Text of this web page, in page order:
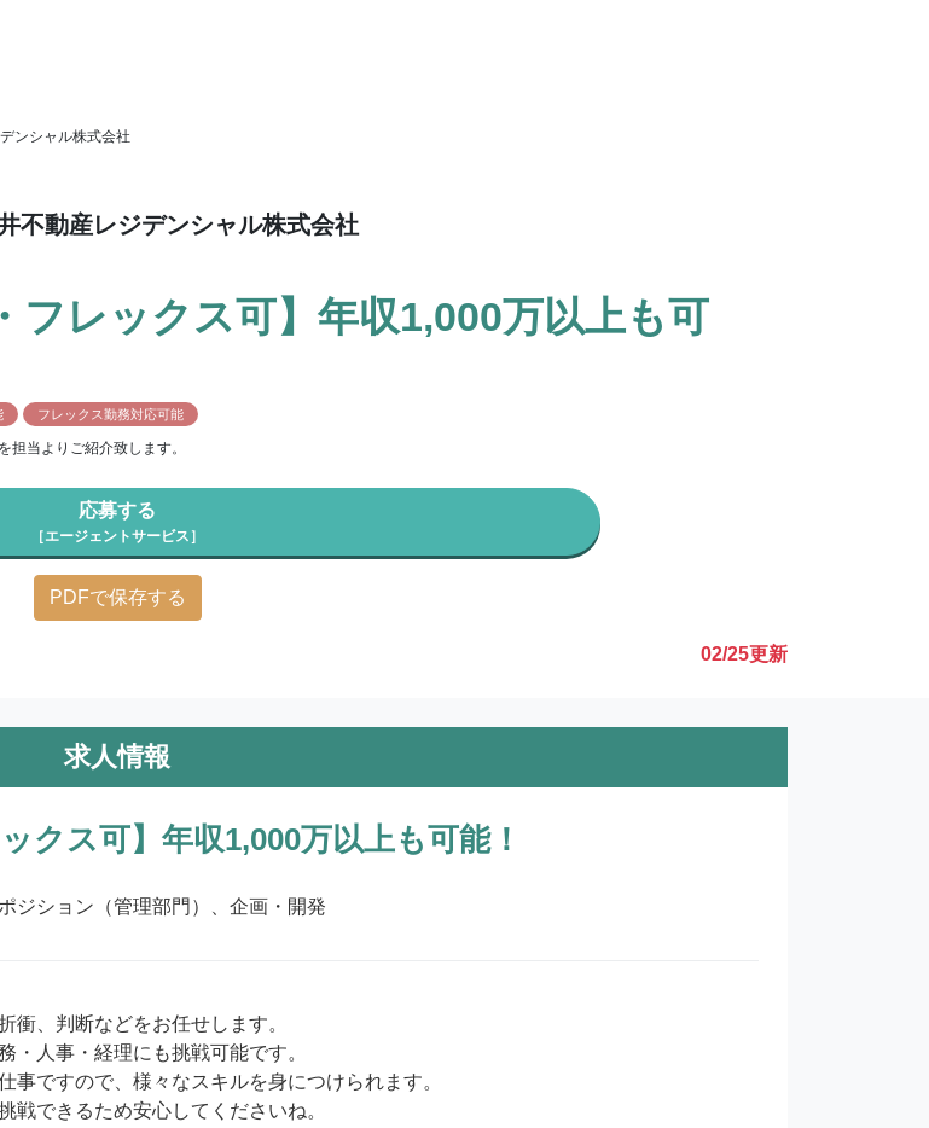
ンシャル株式会社
不動産レジデンシャル株式会社
フレックス可】年収1,000万以上も可
フレックス勤務対応可能
当よりご紹介致します。
応募する
［エージェントサービス］
PDFで保存する
02/25更新
求人情報
クス可】年収1,000万以上も可能！
ジション（管理部門）、企画・開発
衝、判断などをお任せします。
・人事・経理にも挑戦可能です。
事ですので、様々なスキルを身につけられます。
戦できるため安心してくださいね。